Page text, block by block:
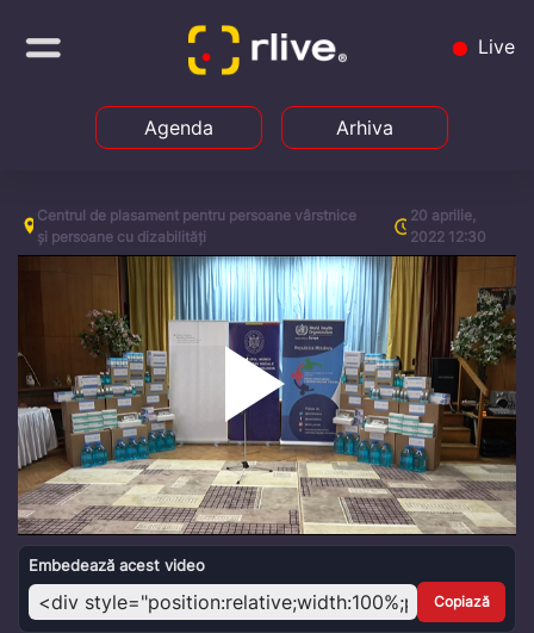
Live
Agenda Arhiva
Centrul de plasament pentru persoane vârstnice
și persoane cu dizabilități
20 aprilie,
2022 12:30
Play
Video
Embedează acest video
Copiază